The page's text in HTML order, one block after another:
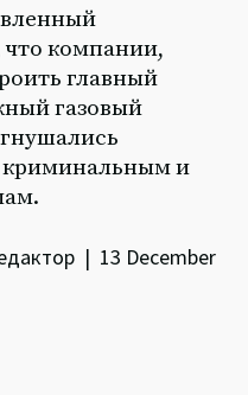
что компании,
главный
газовый
криминальным и
| 13 December